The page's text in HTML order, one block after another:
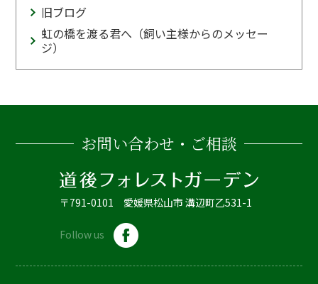
旧ブログ
虹の橋を渡る君へ（飼い主様からのメッセー
ジ）
お問い合わせ・ご相談
〒791-0101 愛媛県松山市 溝辺町乙531-1
Follow us